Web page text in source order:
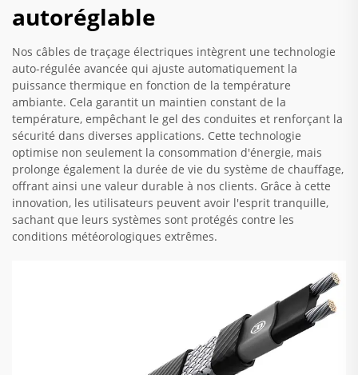
autoréglable
Nos câbles de traçage électriques intègrent une technologie
auto-régulée avancée qui ajuste automatiquement la
puissance thermique en fonction de la température
ambiante. Cela garantit un maintien constant de la
température, empêchant le gel des conduites et renforçant la
sécurité dans diverses applications. Cette technologie
optimise non seulement la consommation d'énergie, mais
prolonge également la durée de vie du système de chauffage,
offrant ainsi une valeur durable à nos clients. Grâce à cette
innovation, les utilisateurs peuvent avoir l'esprit tranquille,
sachant que leurs systèmes sont protégés contre les
conditions météorologiques extrêmes.